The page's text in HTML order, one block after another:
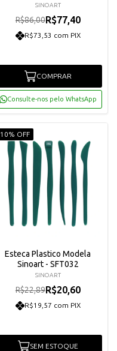
SINOART
R$86,00R$77,40
R$73,53 com PIX
COMPRAR
Consulte-nos pelo WhatsApp
10% OFF
Esteca Plastico Modela
Sinoart - SFT032
SINOART
R$22,89R$20,60
R$19,57 com PIX
SEM ESTOQUE